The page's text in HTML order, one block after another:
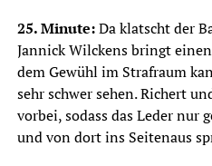
25. Minute:Da klatscht der
Jannick Wilckens bringt
dem Gewühl im Strafraum
sehr schwer sehen. Richert
vorbei, sodass das Leder nur
und von dort ins Seitenaus